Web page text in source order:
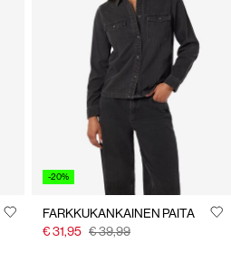
-20%
FARKKUKANKAINEN PAITA
€ 31,95 € 39,99